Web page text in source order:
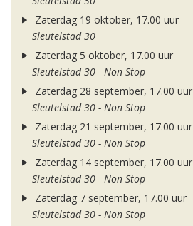
Zaterdag 19 oktober, 17.00 uur
Sleutelstad 30
Zaterdag 5 oktober, 17.00 uur
Sleutelstad 30 - Non Stop
Zaterdag 28 september, 17.00 uur
Sleutelstad 30 - Non Stop
Zaterdag 21 september, 17.00 uur
Sleutelstad 30 - Non Stop
Zaterdag 14 september, 17.00 uur
Sleutelstad 30 - Non Stop
Zaterdag 7 september, 17.00 uur
Sleutelstad 30 - Non Stop